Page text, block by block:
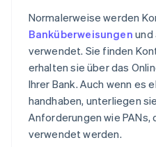
Normalerweise werden
Banküberweisungen und
verwendet. Sie finden
erhalten sie über das
Ihrer Bank. Auch wenn es
handhaben, unterliegen
Anforderungen wie
verwendet werden.